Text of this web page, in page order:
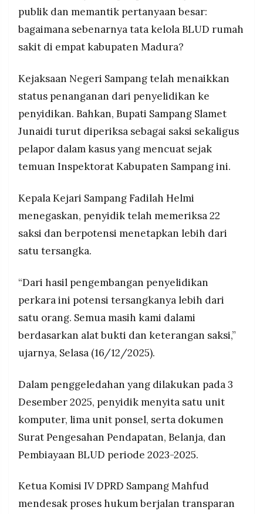
©
PRAMUDITA
©
Resolusi.co
2026
PRAMUDITA
dengan sistem digital sejak 2012, Bangkalan
fokus renovasi, Pamekasan komit inovasi,
sementara Sampang tersandung kasus korupsi.
Fleksibilitas BLUD ibarat pisau bermata dua yang
membuka celah penyalahgunaan jika
pengawasan lemah, sehingga peran DPRD,
Inspektorat dan BPK jadi krusial.
publik dan memantik pertanyaan besar:
bagaimana sebenarnya tata kelola BLUD rumah
sakit di empat kabupaten Madura?
Kejaksaan Negeri Sampang telah menaikkan
status penanganan dari penyelidikan ke
penyidikan. Bahkan, Bupati Sampang Slamet
Junaidi turut diperiksa sebagai saksi sekaligus
pelapor dalam kasus yang mencuat sejak
temuan Inspektorat Kabupaten Sampang ini.
Kepala Kejari Sampang Fadilah Helmi
menegaskan, penyidik telah memeriksa 22
saksi dan berpotensi menetapkan lebih dari
satu tersangka.
“Dari hasil pengembangan penyelidikan
perkara ini potensi tersangkanya lebih dari
satu orang. Semua masih kami dalami
berdasarkan alat bukti dan keterangan saksi,”
ujarnya, Selasa (16/12/2025).
Dalam penggeledahan yang dilakukan pada 3
Desember 2025, penyidik menyita satu unit
komputer, lima unit ponsel, serta dokumen
Surat Pengesahan Pendapatan, Belanja, dan
Pembiayaan BLUD periode 2023-2025.
Ketua Komisi IV DPRD Sampang Mahfud
mendesak proses hukum berjalan transparan